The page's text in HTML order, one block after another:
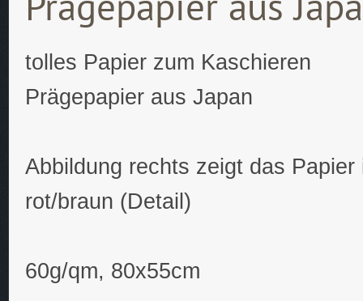
tolles Papier zum Kaschieren
Prägepapier aus Japan
Abbildung rechts zeigt das Papier
rot/braun (Detail)
60g/qm, 80x55cm